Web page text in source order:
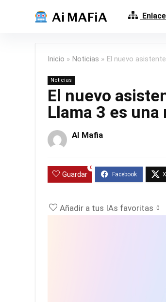
Inicio » Noticias » El nuevo
Noticias
El nuevo
Llama 3 es
AI Mafia
Guardar
0
Añadir a tus IAs favoritas 0